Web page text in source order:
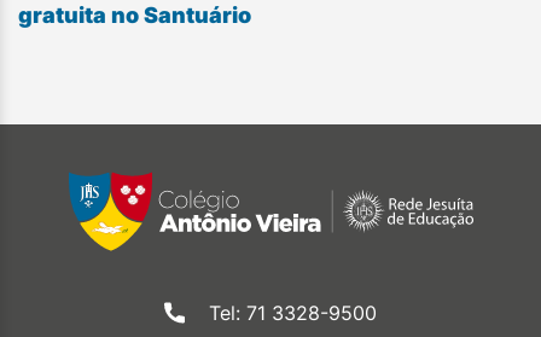
gratuita no Santuário
Tel: 71 3328-9500